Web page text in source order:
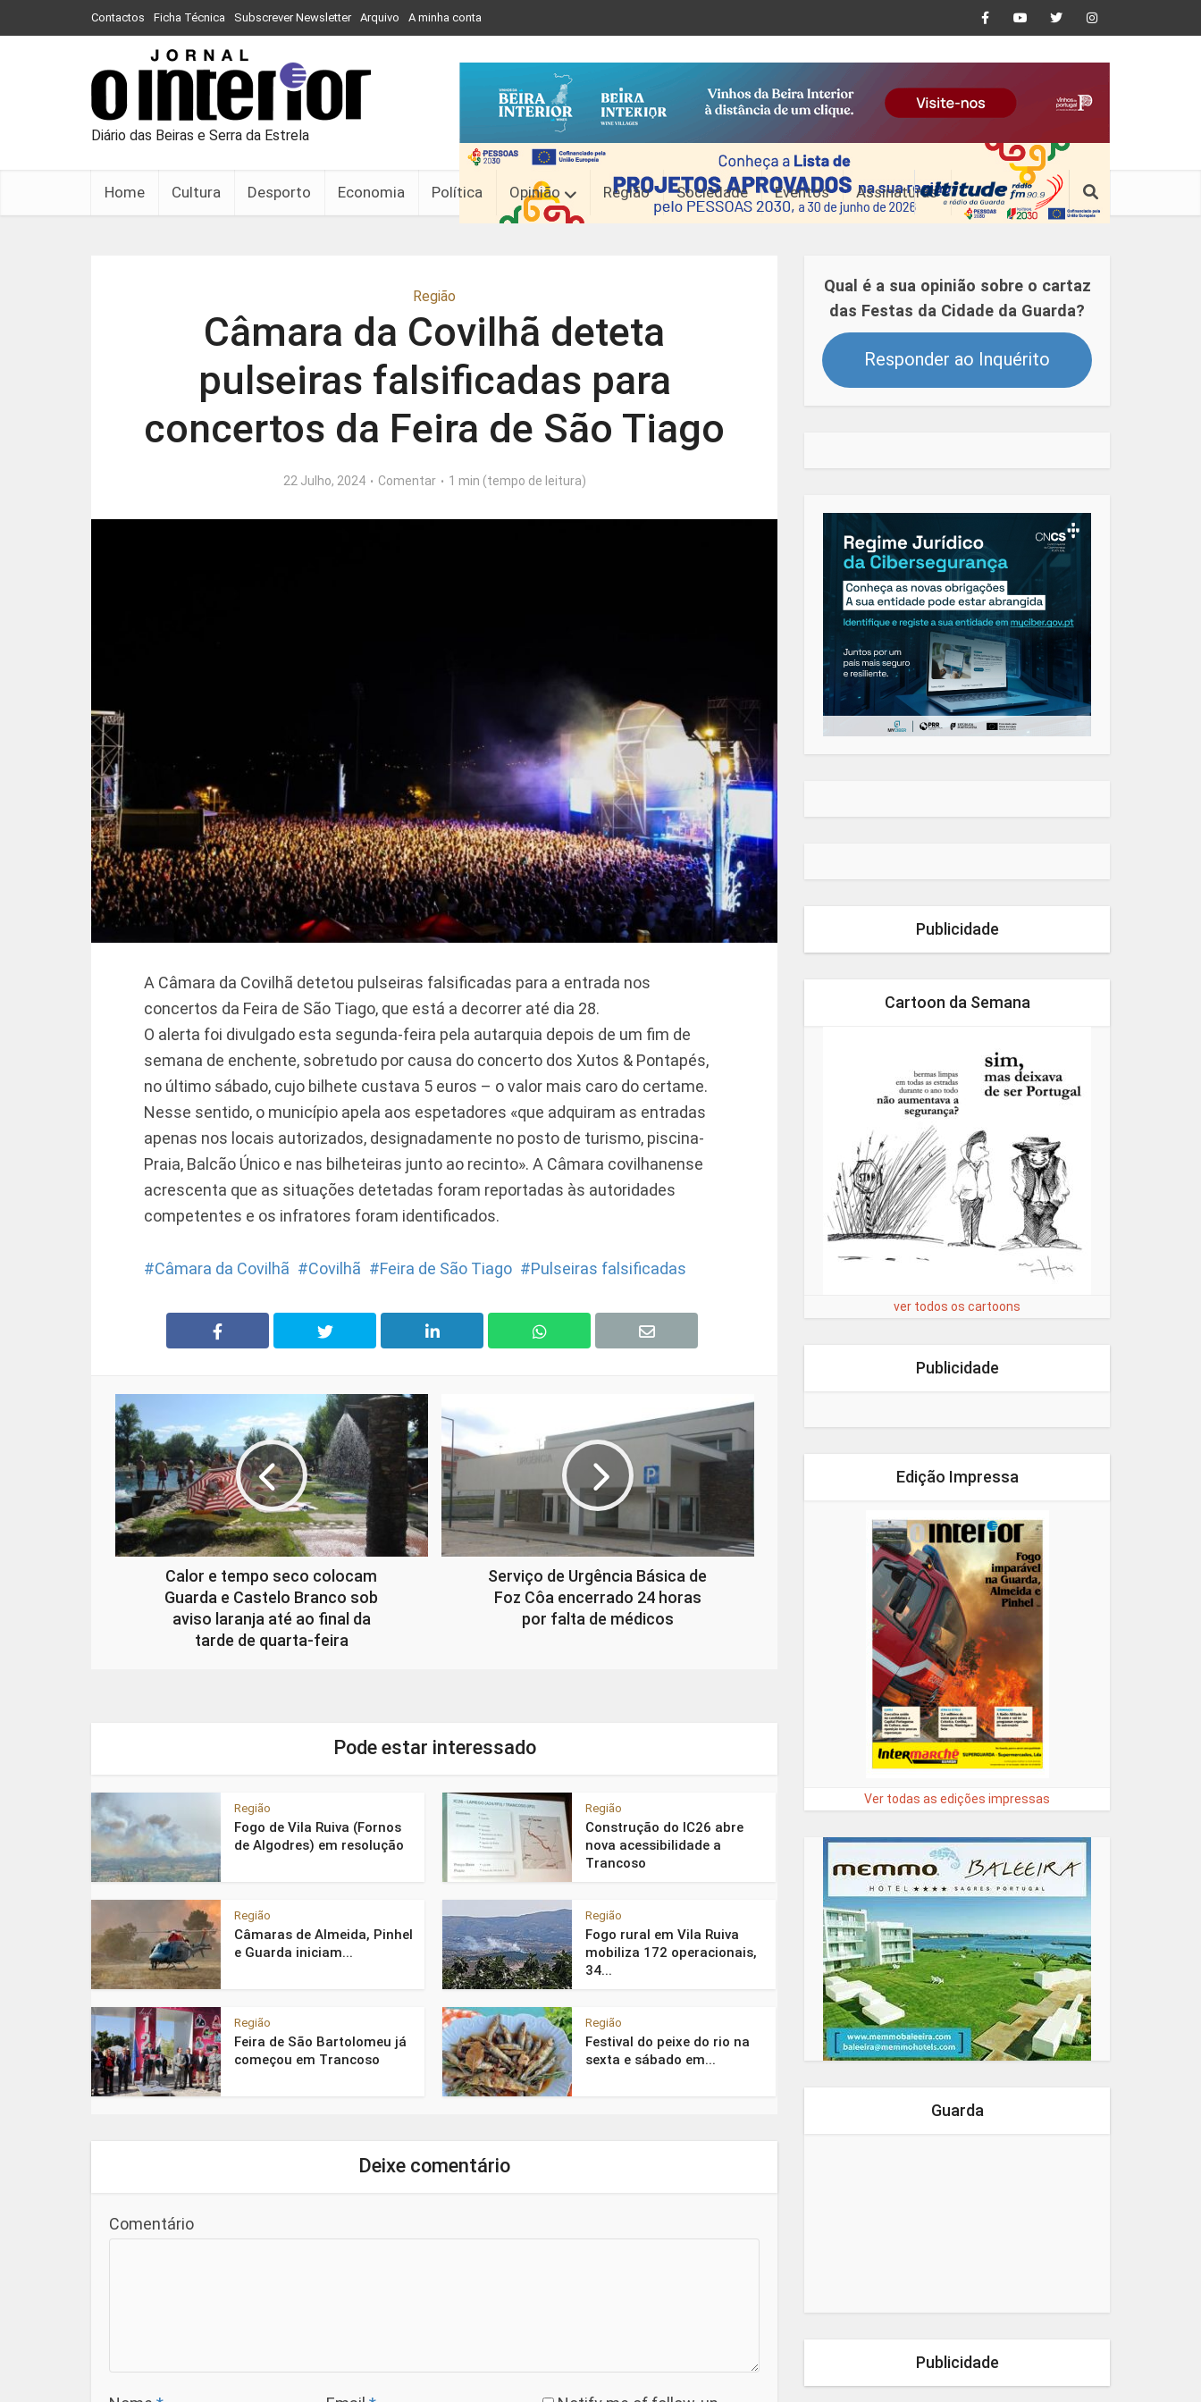
Contactos Ficha Técnica Subscrever Newsletter Arquivo A minha conta
Diário das Beiras e Serra da Estrela
Home Cultura Desporto Economia Política Opinião Região Sociedade Eventos Assinaturas
Região
Câmara da Covilhã deteta
pulseiras falsificadas para
concertos da Feira de São Tiago
22 Julho, 2024 Comentar 1 min (tempo de leitura)
A Câmara da Covilhã detetou pulseiras falsificadas para a entrada nos
concertos da Feira de São Tiago, que está a decorrer até dia 28.
O alerta foi divulgado esta segunda-feira pela autarquia depois de um fim de
semana de enchente, sobretudo por causa do concerto dos Xutos & Pontapés,
no último sábado, cujo bilhete custava 5 euros – o valor mais caro do certame.
Nesse sentido, o município apela aos espetadores «que adquiram as entradas
apenas nos locais autorizados, designadamente no posto de turismo, piscina-
Praia, Balcão Único e nas bilheteiras junto ao recinto». A Câmara covilhanense
acrescenta que as situações detetadas foram reportadas às autoridades
competentes e os infratores foram identificados.
Câmara da Covilhã Covilhã Feira de São Tiago Pulseiras falsificadas
Calor e tempo seco colocam
Guarda e Castelo Branco sob
aviso laranja até ao final da
tarde de quarta-feira
Serviço de Urgência Básica de
Foz Côa encerrado 24 horas
por falta de médicos
Pode estar interessado
Região
Fogo de Vila Ruiva (Fornos
de Algodres) em resolução
Região
Construção do IC26 abre
nova acessibilidade a
Trancoso
Região
Câmaras de Almeida, Pinhel
e Guarda iniciam...
Região
Fogo rural em Vila Ruiva
mobiliza 172 operacionais,
34...
Região
Feira de São Bartolomeu já
começou em Trancoso
Região
Festival do peixe do rio na
sexta e sábado em...
Deixe comentário
Comentário
Qual é a sua opinião sobre o cartaz
das Festas da Cidade da Guarda?
Responder ao Inquérito
Publicidade
Cartoon da Semana
ver todos os cartoons
Publicidade
Edição Impressa
Ver todas as edições impressas
Guarda
Publicidade